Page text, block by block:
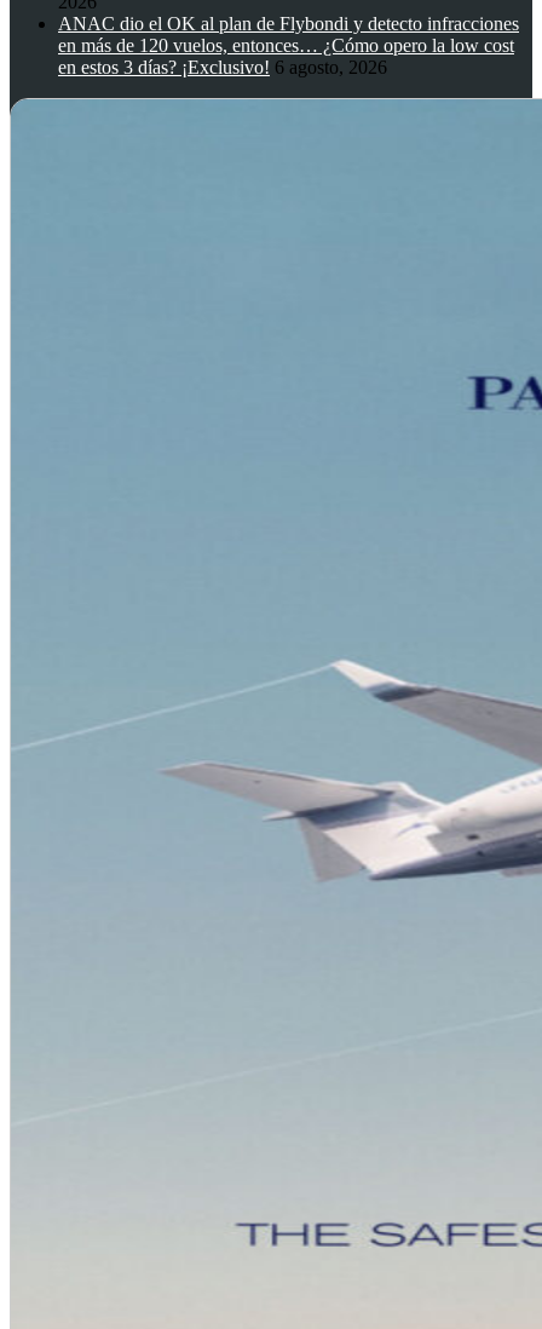
ANAC dio el OK al plan de Flybondi y detecto infracciones
en más de 120 vuelos, entonces… ¿Cómo opero la low cost
en estos 3 días? ¡Exclusivo! 6 agosto, 2026